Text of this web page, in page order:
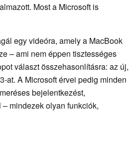
Most a Microsoft is
egy videóra, amely a MacBook
– ami nem éppen tisztességes
választ összehasonlításra: az új,
at. A Microsoft érvei pedig minden
bejelentkezést,
mindezek olyan funkciók,